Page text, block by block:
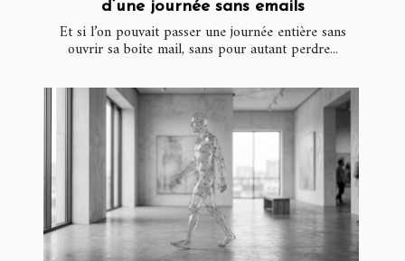
d’une journée sans emails
Et si l’on pouvait passer une journée entière sans
ouvrir sa boîte mail, sans pour autant perdre...